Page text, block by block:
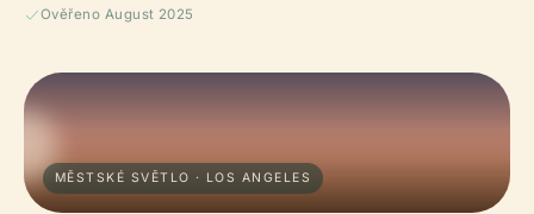
Ověřeno August 2025
MĚSTSKÉ SVĚTLO · LOS ANGELES